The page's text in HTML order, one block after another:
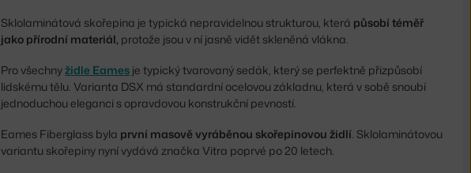
Sklolaminátová skořepina je typická nepravidelnou strukturou, která působí téměř
jako přírodní materiál, protože jsou v ní jasně vidět skleněná vlákna.
Pro všechnyžidle Eames je typický tvarovaný sedák, který se perfektně přizpůsobí
lidskému tělu. Varianta DSX má standardní ocelovou základnu, která v sobě snoubí
jednoduchou eleganci s opravdovou konstrukční pevností.
Eames Fiberglass byla první masově vyráběnou skořepinovou židlí. Sklolaminátovou
variantu skořepiny nyní vydává značka Vitra poprvé po 20 letech.